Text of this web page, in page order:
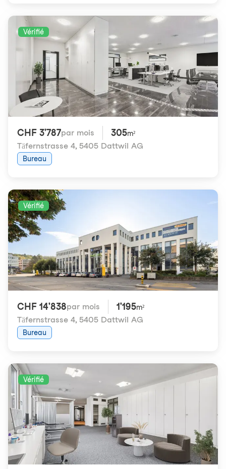
Vérifié
CHF 3'787par mois 305m²
Täfernstrasse 4, 5405 Dattwil AG
Bureau
Vérifié
CHF 14'838par mois 1'195m²
Täfernstrasse 4, 5405 Dattwil AG
Bureau
Vérifié